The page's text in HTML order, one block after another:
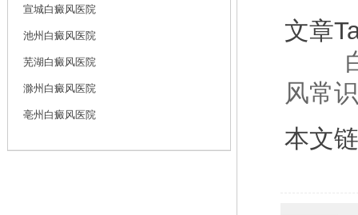
宣城白癜风医院
池州白癜风医院
芜湖白癜风医院
滁州白癜风医院
亳州白癜风医院
文章
风常识
本文